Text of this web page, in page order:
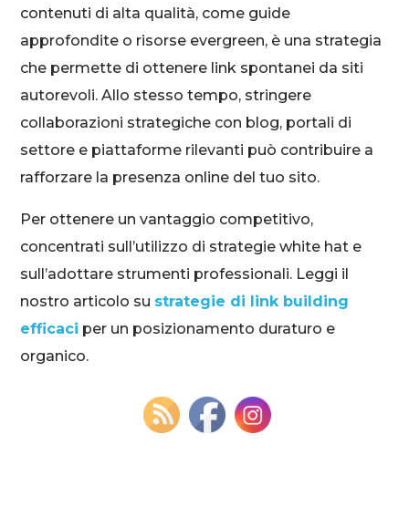
contenuti di alta qualità, come guide
approfondite o risorse evergreen, è una strategia
che permette di ottenere link spontanei da siti
autorevoli. Allo stesso tempo, stringere
collaborazioni strategiche con blog, portali di
settore e piattaforme rilevanti può contribuire a
rafforzare la presenza online del tuo sito.
Per ottenere un vantaggio competitivo,
concentrati sull’utilizzo di strategie white hat e
sull’adottare strumenti professionali. Leggi il
nostro articolo su strategie di link building
efficaci per un posizionamento duraturo e
organico.